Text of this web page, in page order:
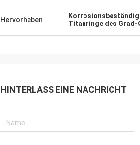
Hervorheben
Titanringe des Grad-
HINTERLASS EINE NACHRICHT